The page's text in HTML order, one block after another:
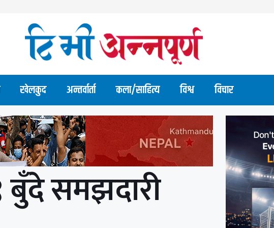
खेलकुद अन्तर्वार्ता कला/साहित्य विश्व विचार
बुँदे समझदारी